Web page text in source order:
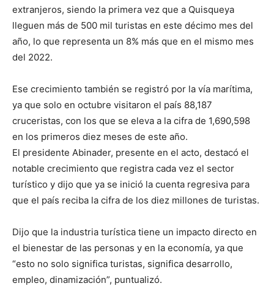
extranjeros, siendo la primera vez que a Quisqueya
lleguen más de 500 mil turistas en este décimo mes del
año, lo que representa un 8% más que en el mismo mes
del 2022.
Ese crecimiento también se registró por la vía marítima,
ya que solo en octubre visitaron el país 88,187
cruceristas, con los que se eleva a la cifra de 1,690,598
en los primeros diez meses de este año.
El presidente Abinader, presente en el acto, destacó el
notable crecimiento que registra cada vez el sector
turístico y dijo que ya se inició la cuenta regresiva para
que el país reciba la cifra de los diez millones de turistas.
Dijo que la industria turística tiene un impacto directo en
el bienestar de las personas y en la economía, ya que
“esto no solo significa turistas, significa desarrollo,
empleo, dinamización”, puntualizó.